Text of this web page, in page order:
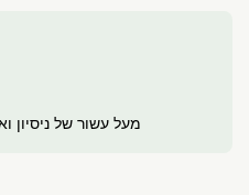
מעל עשור של ניסיון